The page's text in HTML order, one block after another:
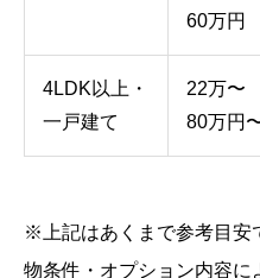
60万円
4LDK以上・
一戸建て
22万〜
80万円
※上記はあくまで参考目安
物条件・オプション内容に